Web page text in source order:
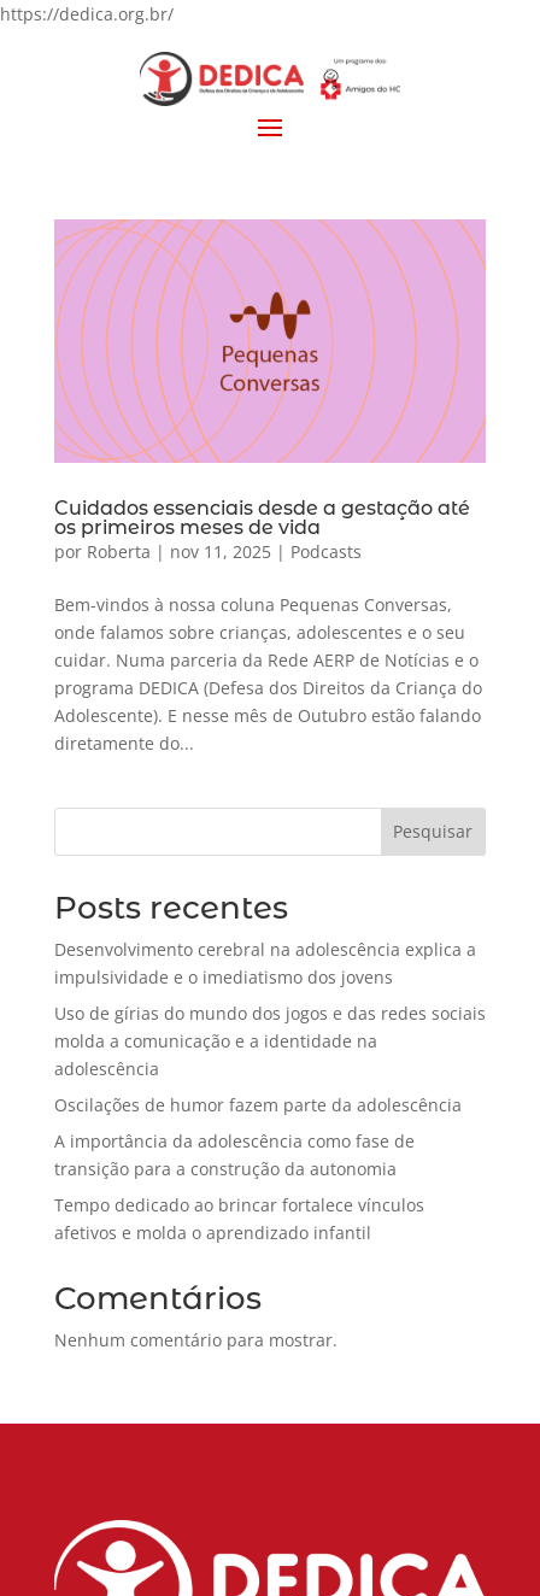
https://dedica.org.br/
Cuidados essenciais desde a gestação até
os primeiros meses de vida
por Roberta | nov 11, 2025| Podcasts
Bem-vindos à nossa coluna Pequenas Conversas,
onde falamos sobre crianças, adolescentes e o seu
cuidar. Numa parceria da Rede AERP de Notícias e o
programa DEDICA (Defesa dos Direitos da Criança do
Adolescente). E nesse mês de Outubro estão falando
diretamente do...
Pesquisar
Posts recentes
Desenvolvimento cerebral na adolescência explica a
impulsividade e o imediatismo dos jovens
Uso de gírias do mundo dos jogos e das redes sociais
molda a comunicação e a identidade na
adolescência
Oscilações de humor fazem parte da adolescência
A importância da adolescência como fase de
transição para a construção da autonomia
Tempo dedicado ao brincar fortalece vínculos
afetivos e molda o aprendizado infantil
Comentários
Nenhum comentário para mostrar.